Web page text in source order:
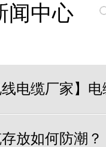
闻中心
线电缆厂家】
放如何防潮？